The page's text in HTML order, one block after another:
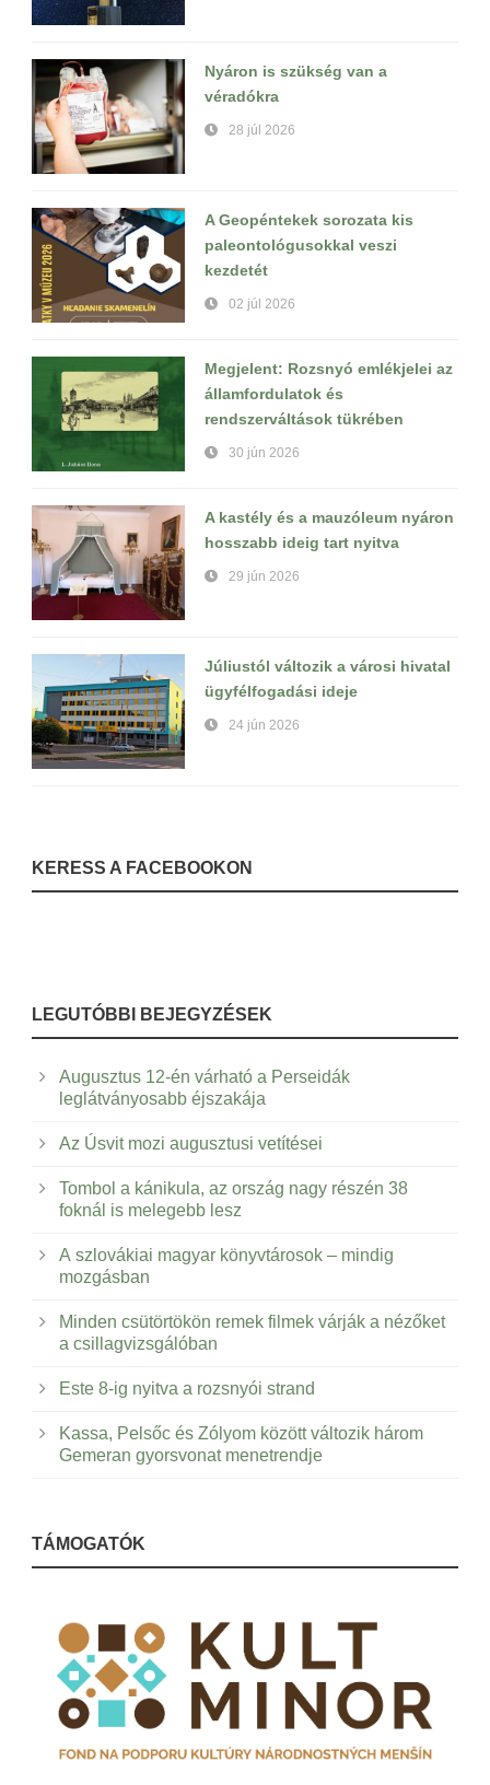
Nyáron is szükség van a
véradókra
28 júl 2026
A Geopéntekek sorozata kis
paleontológusokkal veszi
kezdetét
02 júl 2026
Megjelent: Rozsnyó emlékjelei az
államfordulatok és
rendszerváltások tükrében
30 jún 2026
A kastély és a mauzóleum nyáron
hosszabb ideig tart nyitva
29 jún 2026
Júliustól változik a városi hivatal
ügyfélfogadási ideje
24 jún 2026
KERESS A FACEBOOKON
LEGUTÓBBI BEJEGYZÉSEK
Augusztus 12-én várható a Perseidák
leglátványosabb éjszakája
Az Úsvit mozi augusztusi vetítései
Tombol a kánikula, az ország nagy részén 38
foknál is melegebb lesz
A szlovákiai magyar könyvtárosok – mindig
mozgásban
Minden csütörtökön remek filmek várják a nézőket
a csillagvizsgálóban
Este 8-ig nyitva a rozsnyói strand
Kassa, Pelsőc és Zólyom között változik három
Gemeran gyorsvonat menetrendje
TÁMOGATÓK